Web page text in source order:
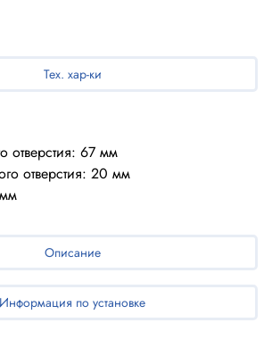
Тех. хар-ки
отверстия: 67 мм
отверстия: 20 мм
Описание
Информация по установке